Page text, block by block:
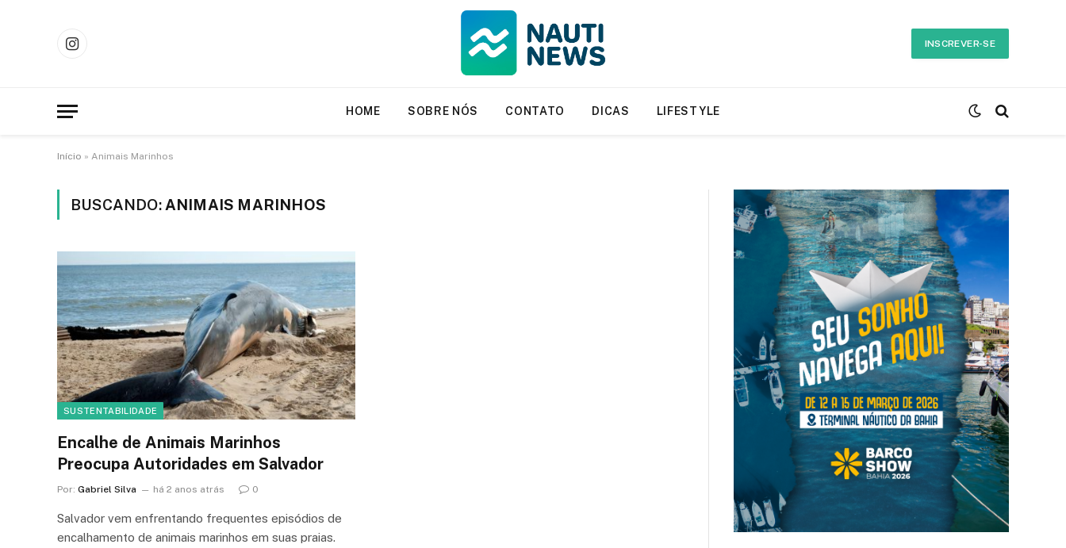
Instagram
INSCREVER-SE
HOME SOBRE NÓS CONTATO DICAS LIFESTYLE
Início » Animais Marinhos
BUSCANDO: ANIMAIS MARINHOS
SUSTENTABILIDADE
Encalhe de Animais Marinhos
Preocupa Autoridades em Salvador
Por: Gabriel Silva há 2 anos atrás 0
Salvador vem enfrentando frequentes episódios de
encalhamento de animais marinhos em suas praias.